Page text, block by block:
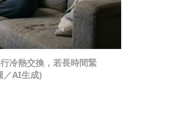
冷熱交換，若長時間緊
／AI生成)